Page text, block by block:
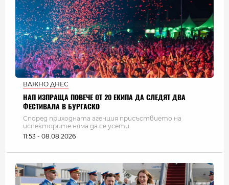
ВАЖНО ДНЕС
НАП ИЗПРАЩА ПОВЕЧЕ ОТ 20 ЕКИПА ДА СЛЕДЯТ ДВА
ФЕСТИВАЛА В БУРГАСКО
Според приходната агенция присъствието на
испекторите няма да се усети
11:53 - 08.08.2026